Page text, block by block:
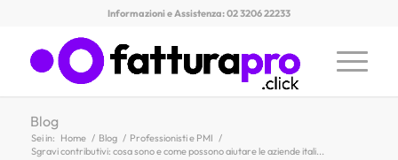
Informazioni e Assistenza: 02 3206 22233
Blog
Sei in: Home / Blog / Professionisti e PMI /
Sgravi contributivi: cosa sono e come possono aiutare le aziende itali...